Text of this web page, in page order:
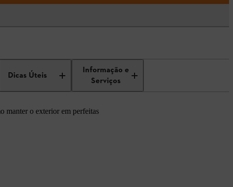
Dicas Úteis
Informação e
Serviços
manter o exterior em perfeitas